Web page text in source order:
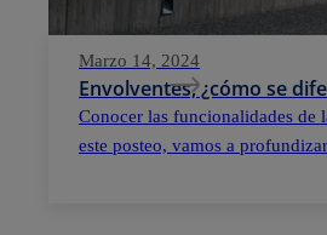
Marzo 14, 2024
Envolventes, ¿cómo se
Conocer las funcionalidades de
este posteo, vamos a